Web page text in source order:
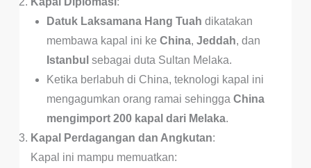
Datuk Laksamana Hang Tuah dikatakan
membawa kapal ini keChina,Jeddah, dan
Istanbul sebagai duta Sultan Melaka.
Ketika berlabuh di China, teknologi kapal ini
mengagumkan orang ramai sehinggaChina
mengimport 200 kapal dari Melaka.
Kapal Perdagangan dan Angkutan:
Kapal ini mampu memuatkan: